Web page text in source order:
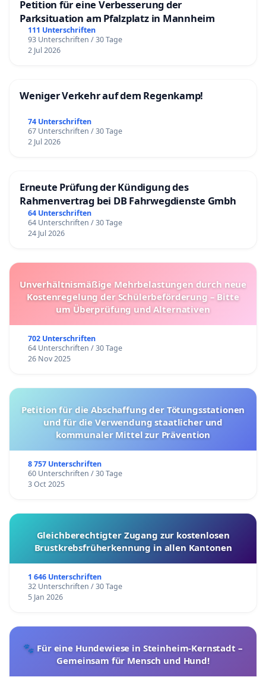
Petition für eine Verbesserung der
Parksituation am Pfalzplatz in Mannheim
111 Unterschriften
93 Unterschriften / 30 Tage
2 Jul 2026
Weniger Verkehr auf dem Regenkamp!
74 Unterschriften
67 Unterschriften / 30 Tage
2 Jul 2026
Erneute Prüfung der Kündigung des
Rahmenvertrag bei DB Fahrwegdienste Gmbh
64 Unterschriften
64 Unterschriften / 30 Tage
24 Jul 2026
Unverhältnismäßige Mehrbelastungen durch neue
Kostenregelung der Schülerbeförderung – Bitte
um Überprüfung und Alternativen
702 Unterschriften
64 Unterschriften / 30 Tage
26 Nov 2025
Petition für die Abschaffung der Tötungsstationen
und für die Verwendung staatlicher und
kommunaler Mittel zur Prävention
8 757 Unterschriften
60 Unterschriften / 30 Tage
3 Oct 2025
Gleichberechtigter Zugang zur kostenlosen
Brustkrebsfrüherkennung in allen Kantonen
1 646 Unterschriften
32 Unterschriften / 30 Tage
5 Jan 2026
🐾 Für eine Hundewiese in Steinheim-Kernstadt –
Gemeinsam für Mensch und Hund!